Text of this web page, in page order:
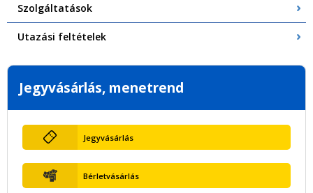
Szolgáltatások
Utazási feltételek
Jegyvásárlás, menetrend
Jegyvásárlás
Bérletvásárlás